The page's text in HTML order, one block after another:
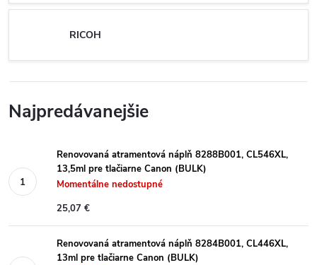
RICOH
Najpredávanejšie
Renovovaná atramentová náplň 8288B001, CL546XL,
13,5ml pre tlačiarne Canon (BULK)
Momentálne nedostupné
25,07 €
Renovovaná atramentová náplň 8284B001, CL446XL,
13ml pre tlačiarne Canon (BULK)